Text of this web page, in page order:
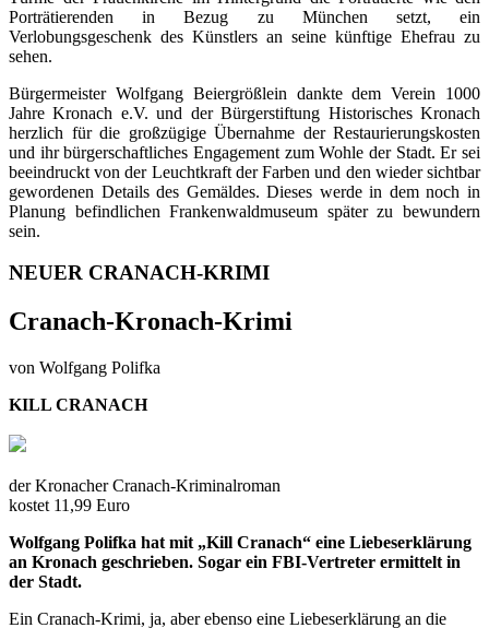
Porträtierenden in Bezug zu München setzt, ein
Verlobungsgeschenk des Künstlers an seine künftige Ehefrau zu
sehen.
Bürgermeister Wolfgang Beiergrößlein dankte dem Verein 1000
Jahre Kronach e.V. und der Bürgerstiftung Historisches Kronach
herzlich für die großzügige Übernahme der Restaurierungskosten
und ihr bürgerschaftliches Engagement zum Wohle der Stadt. Er sei
beeindruckt von der Leuchtkraft der Farben und den wieder sichtbar
gewordenen Details des Gemäldes. Dieses werde in dem noch in
Planung befindlichen Frankenwaldmuseum später zu bewundern
sein.
NEUER CRANACH-KRIMI
Cranach-Kronach-Krimi
von Wolfgang Polifka
KILL CRANACH
der Kronacher Cranach-Kriminalroman
kostet 11,99 Euro
Wolfgang Polifka hat mit „Kill Cranach“ eine Liebeserklärung
an Kronach geschrieben. Sogar ein FBI-Vertreter ermittelt in
der Stadt.
Ein Cranach-Krimi, ja, aber ebenso eine Liebeserklärung an die